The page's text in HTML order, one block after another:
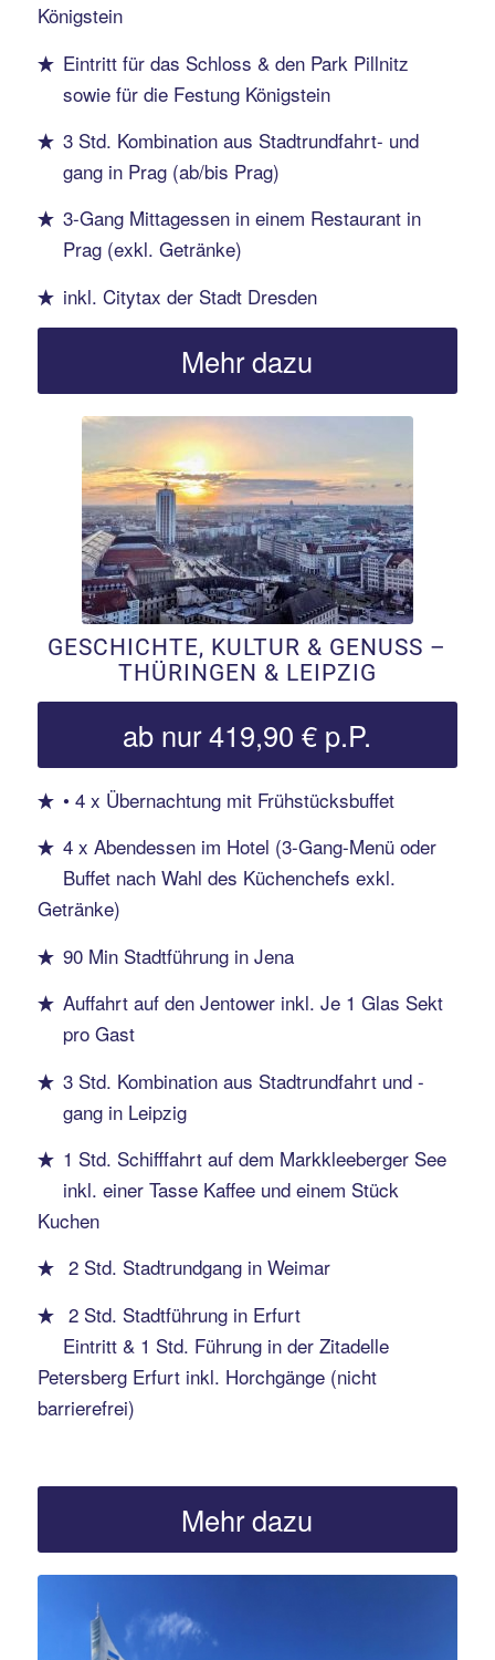
Königstein
Eintritt für das Schloss & den Park Pillnitz
sowiefür die Festung Königstein
3 Std. Kombination aus Stadtrundfahrt- und
gang in Prag (ab/bis Prag)
3-Gang Mittagessen in einem Restaurant in
Prag (exkl. Getränke)
inkl. Citytax der Stadt Dresden
Mehr dazu
Erfahren Sie mehr!
GESCHICHTE, KULTUR & GENUSS –
THÜRINGEN & LEIPZIG
ab nur 419,90 € p.P.
• 4 x Übernachtung mit Frühstücksbuffet
4 x Abendessen im Hotel (3-Gang-Menü oder
Buffet nach Wahl des Küchenchefs exkl.
Getränke)
90 Min Stadtführung in Jena
Auffahrt auf den Jentower inkl. Je 1 Glas Sekt
pro Gast
3 Std. Kombination aus Stadtrundfahrt und -
gang in Leipzig
1 Std. Schifffahrt auf dem Markkleeberger See
inkl. einer Tasse Kaffee und einem Stück
Kuchen
2 Std. Stadtrundgang in Weimar
2 Std. Stadtführung in Erfurt
Eintritt & 1 Std. Führung in der Zitadelle
Petersberg Erfurt inkl. Horchgänge (nicht
barrierefrei)
Mehr dazu